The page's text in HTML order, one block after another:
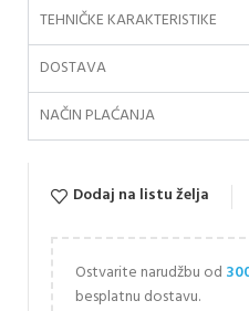
TEHNIČKE KARAKTERISTIKE
DOSTAVA
NAČIN PLAĆANJA
Dodaj na listu želja
Ostvarite narudžbu od
besplatnu dostavu.